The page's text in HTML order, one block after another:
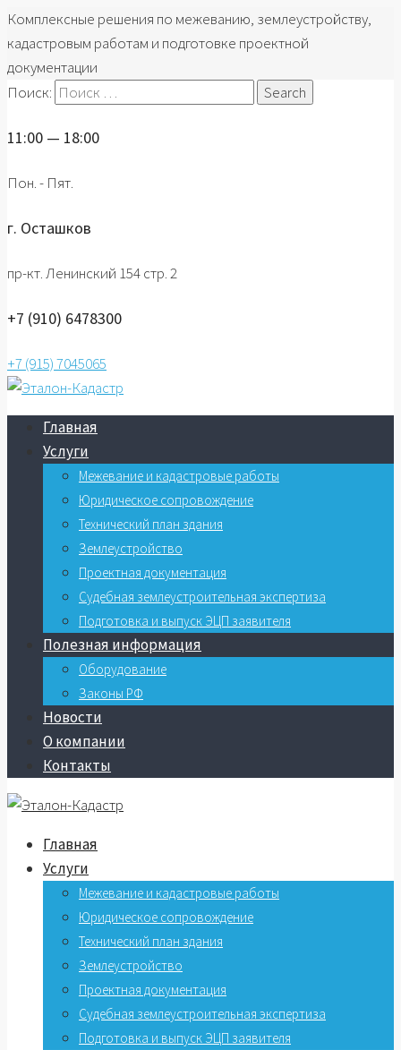
Комплексные решения по межеванию, землеустройству,
кадастровым работам и подготовке проектной
документации
Поиск:
11:00 — 18:00
Пон. - Пят.
г. Осташков
пр-кт. Ленинский 154 стр. 2
+7 (910) 6478300
+7 (915) 7045065
Главная
Услуги
Межевание и кадастровые работы
Юридическое сопровождение
Технический план здания
Землеустройство
Проектная документация
Судебная землеустроительная экспертиза
Подготовка и выпуск ЭЦП заявителя
Полезная информация
Оборудование
Законы РФ
Новости
О компании
Контакты
Главная
Услуги
Межевание и кадастровые работы
Юридическое сопровождение
Технический план здания
Землеустройство
Проектная документация
Судебная землеустроительная экспертиза
Подготовка и выпуск ЭЦП заявителя